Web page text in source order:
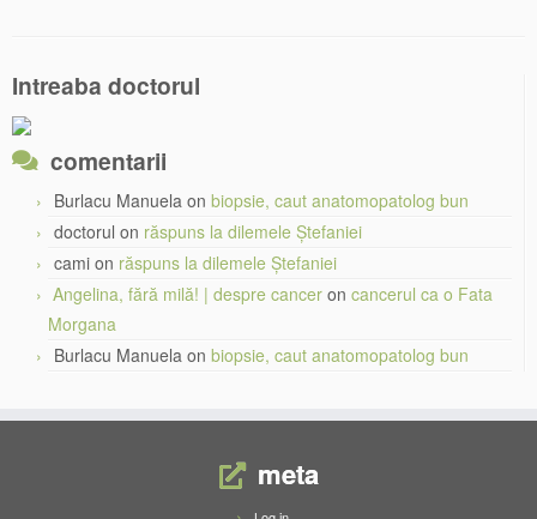
Intreaba doctorul
comentarii
Burlacu Manuela on biopsie, caut anatomopatolog bun
doctorul on răspuns la dilemele Ștefaniei
cami on răspuns la dilemele Ștefaniei
Angelina, fără milă! | despre cancer on cancerul ca o Fata
Morgana
Burlacu Manuela on biopsie, caut anatomopatolog bun
meta